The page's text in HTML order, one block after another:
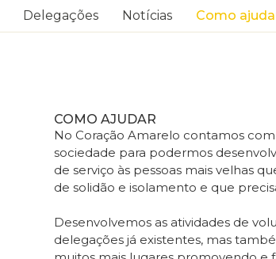
Delegações Notícias Como
COMO AJUDAR
No Coração Amarelo contamos
sociedade para podermos
de serviço às pessoas mais velhas
de solidão e isolamento e que
Desenvolvemos as atividades de
delegações já existentes, mas